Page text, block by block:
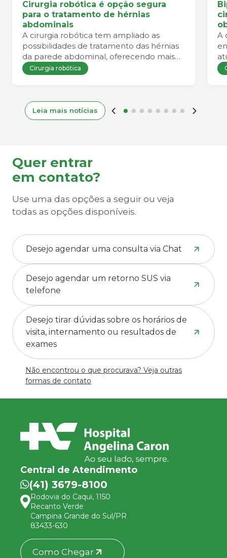
Cirurgia robótica é opção segura
para o tratamento de hérnias
abdominais
A cirurgia robótica tem ampliado as
possibilidades de tratamento das hérnias
da parede abdominal, oferecendo mais
precisão durante o procedimento e
favorecendo uma recuperação mais
Cirurgia robótica
A
Leia mais notícias
Quer entrar
em contato?
Use uma das opções a seguir ou veja
todas as opções disponíveis.
Desejo agendar uma consulta via Chat
Desejo agendar um retorno SUS via
telefone
Desejo tirar dúvidas sobre os horários de
visita, internamento ou resultados de
exames
Não encontrou o que procurava? Veja outras
formas de contato
Central de Atendimento
(41) 3679-8100
Rodovia do Caqui, 1150
Recanto Verde
Campina Grande do Sul/PR
83433-630
Como Chegar